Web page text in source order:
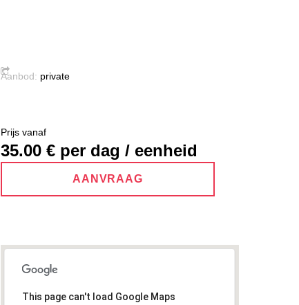
Aanbod: private
This page can't load Google Maps
Prijs vanaf
35.00 € per dag / eenheid
AANVRAAG